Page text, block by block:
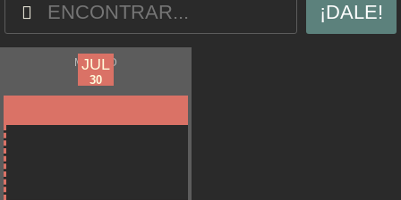
¡DALE!
MADRID
JUN
09
JUL
30